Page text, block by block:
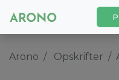
Arono Opskrifter